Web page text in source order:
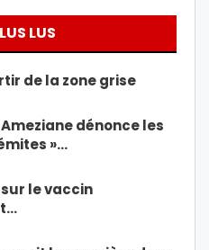
LUS
de la zone grise
dénonce les
»…
le vaccin